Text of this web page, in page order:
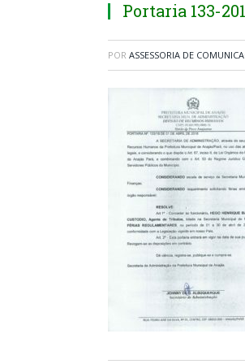
Portaria 133-
POR ASSESSORIA DE